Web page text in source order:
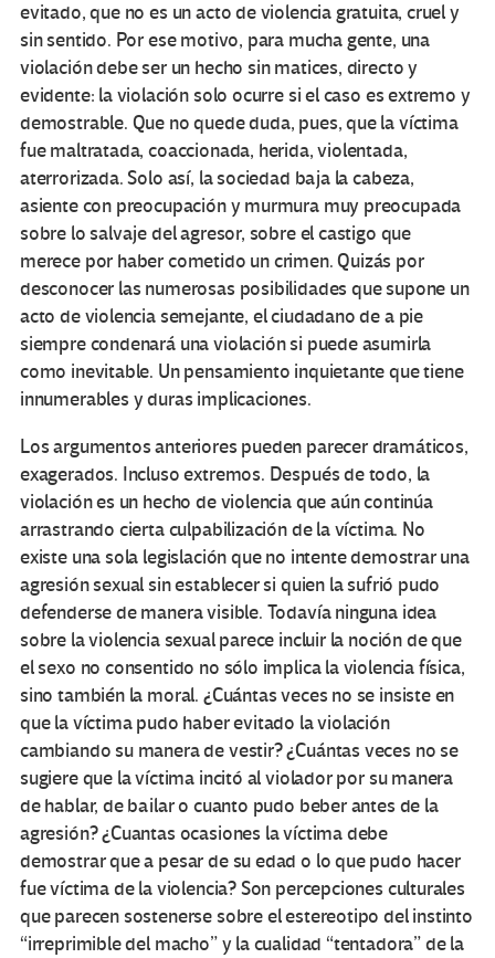
evitado, que no es un acto de violencia gratuita, cruel y
sin sentido. Por ese motivo, para mucha gente, una
violación debe ser un hecho sin matices, directo y
evidente: la violación solo ocurre si el caso es extremo y
demostrable. Que no quede duda, pues, que la víctima
fue maltratada, coaccionada, herida, violentada,
aterrorizada. Solo así, la sociedad baja la cabeza,
asiente con preocupación y murmura muy preocupada
sobre lo salvaje del agresor, sobre el castigo que
merece por haber cometido un crimen. Quizás por
desconocer las numerosas posibilidades que supone un
acto de violencia semejante, el ciudadano de a pie
siempre condenará una violación si puede asumirla
como inevitable. Un pensamiento inquietante que tiene
innumerables y duras implicaciones.
Los argumentos anteriores pueden parecer dramáticos,
exagerados. Incluso extremos. Después de todo, la
violación es un hecho de violencia que aún continúa
arrastrando cierta culpabilización de la víctima. No
existe una sola legislación que no intente demostrar una
agresión sexual sin establecer si quien la sufrió pudo
defenderse de manera visible. Todavía ninguna idea
sobre la violencia sexual parece incluir la noción de que
el sexo no consentido no sólo implica la violencia física,
sino también la moral. ¿Cuántas veces no se insiste en
que la víctima pudo haber evitado la violación
cambiando su manera de vestir? ¿Cuántas veces no se
sugiere que la víctima incitó al violador por su manera
de hablar, de bailar o cuanto pudo beber antes de la
agresión? ¿Cuantas ocasiones la víctima debe
demostrar que a pesar de su edad o lo que pudo hacer
fue víctima de la violencia? Son percepciones culturales
que parecen sostenerse sobre el estereotipo del instinto
“irreprimible del macho” y la cualidad “tentadora” de la